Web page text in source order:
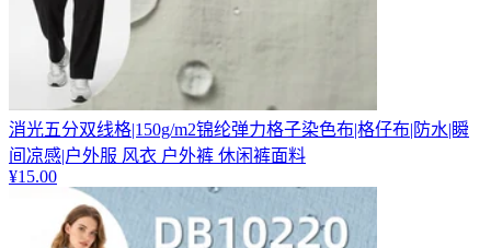
消光五分双线格|150g/m2锦纶弹力格子染色布|格仔布|防水|瞬
间凉感|户外服 风衣 户外裤 休闲裤面料
¥15.00